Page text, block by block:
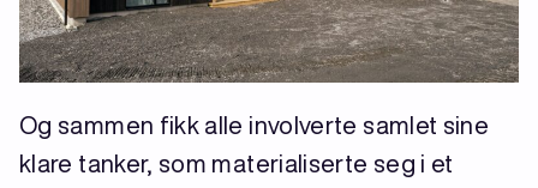
Og sammen fikk alle involverte samlet sine
klare tanker, som materialiserte seg i et